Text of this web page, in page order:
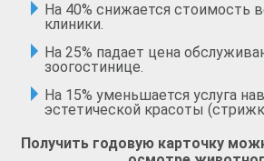
На 40% снижается стоимость
клиники.
На 25% падает цена
зоогостинице.
На 15% уменьшается услуга
эстетической красоты
Получить годовую карточку